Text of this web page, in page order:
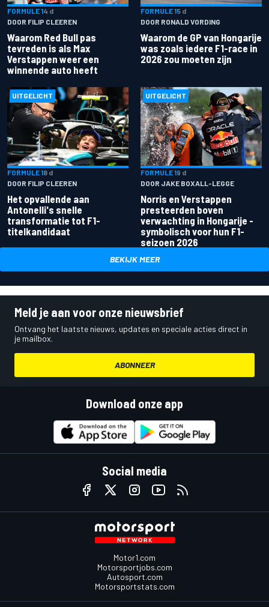
FORMULE 14 d
DOOR FILIP CLEEREN
Waarom Red Bull pas
tevreden is als Max
Verstappen weer een
winnende auto heeft
FORMULE 15 d
DOOR RONALD VORDING
Waarom de GP van Hongarije
was zoals iedere F1-race in
2026 zou moeten zijn
UITGELICHT
FORMULE 18 d
DOOR FILIP CLEEREN
Het opvallende aan
Antonelli's snelle
transformatie tot F1-
titelkandidaat
UITGELICHT
FORMULE 19 d
DOOR JAKE BOXALL-LEGGE
Norris en Verstappen
presteerden boven
verwachting in Hongarije -
symbolisch voor hun F1-
seizoen 2026
BEKIJK MEER
Meld je aan voor onze nieuwsbrief
Ontvang het laatste nieuws, updates en speciale acties direct in
je mailbox.
ABONNEER
Download onze app
Social media
Motor1.com
Motorsportjobs.com
Autosport.com
Motorsportstats.com